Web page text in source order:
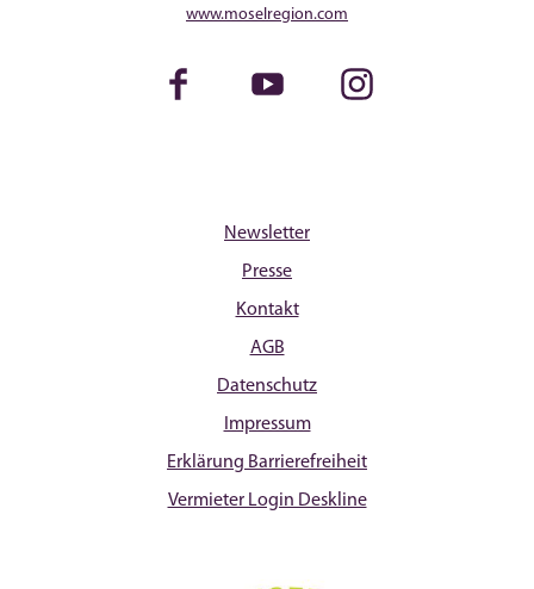
www.moselregion.com
Facebook Youtube Instagram
Newsletter
Presse
Kontakt
AGB
Datenschutz
Impressum
Erklärung Barrierefreiheit
Vermieter Login Deskline